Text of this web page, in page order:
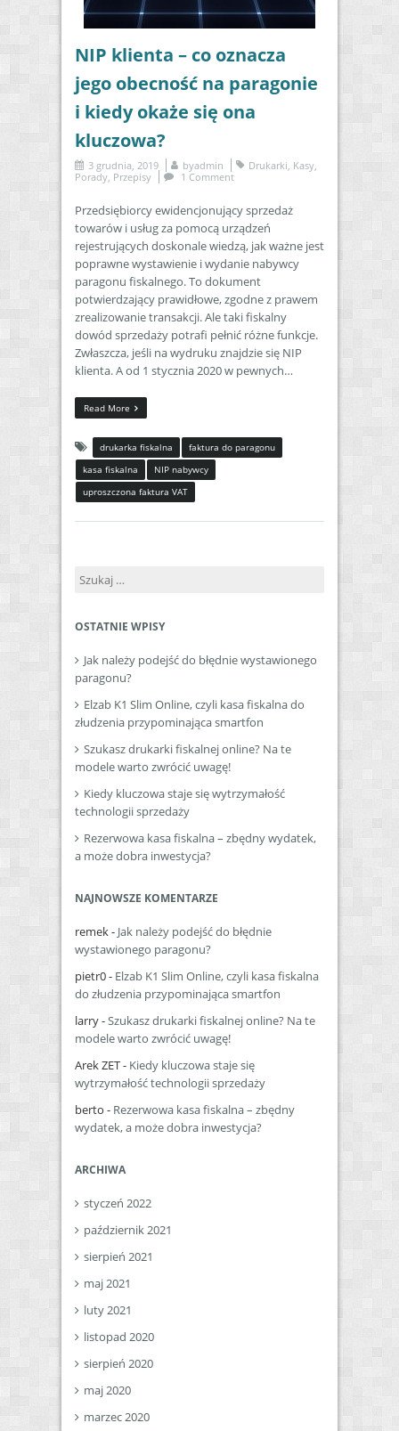
NIP klienta – co oznacza
jego obecność na paragonie
i kiedy okaże się ona
kluczowa?
3 grudnia, 2019 byadmin Drukarki, Kasy,
Porady, Przepisy 1 Comment
Przedsiębiorcy ewidencjonujący sprzedaż
towarów i usług za pomocą urządzeń
rejestrujących doskonale wiedzą, jak ważne jest
poprawne wystawienie i wydanie nabywcy
paragonu fiskalnego. To dokument
potwierdzający prawidłowe, zgodne z prawem
zrealizowanie transakcji. Ale taki fiskalny
dowód sprzedaży potrafi pełnić różne funkcje.
Zwłaszcza, jeśli na wydruku znajdzie się NIP
klienta. A od 1 stycznia 2020 w pewnych…
Read More
drukarka fiskalna
faktura do paragonu
kasa fiskalna
NIP nabywcy
uproszczona faktura VAT
Szukaj:
OSTATNIE WPISY
Jak należy podejść do błędnie wystawionego
paragonu?
Elzab K1 Slim Online, czyli kasa fiskalna do
złudzenia przypominająca smartfon
Szukasz drukarki fiskalnej online? Na te
modele warto zwrócić uwagę!
Kiedy kluczowa staje się wytrzymałość
technologii sprzedaży
Rezerwowa kasa fiskalna – zbędny wydatek,
a może dobra inwestycja?
NAJNOWSZE KOMENTARZE
remek- Jak należy podejść do błędnie
wystawionego paragonu?
pietr0- Elzab K1 Slim Online, czyli kasa fiskalna
do złudzenia przypominająca smartfon
larry-Szukasz drukarki fiskalnej online? Na te
modele warto zwrócić uwagę!
Arek ZET- Kiedy kluczowa staje się
wytrzymałość technologii sprzedaży
berto - Rezerwowa kasa fiskalna – zbędny
wydatek, a może dobra inwestycja?
ARCHIWA
styczeń 2022
październik 2021
sierpień 2021
maj 2021
luty 2021
listopad 2020
sierpień 2020
maj 2020
marzec 2020